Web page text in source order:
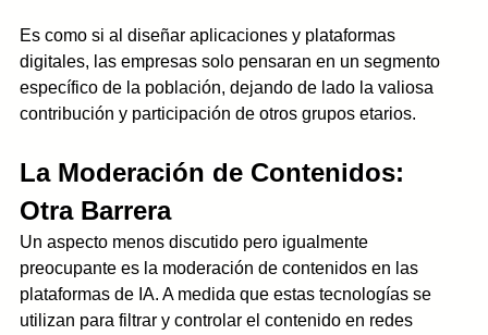
Es como si al diseñar aplicaciones y plataformas
digitales, las empresas solo pensaran en un segmento
específico de la población, dejando de lado la valiosa
contribución y participación de otros grupos etarios.
La Moderación de Contenidos:
Otra Barrera
Un aspecto menos discutido pero igualmente
preocupante es la moderación de contenidos en las
plataformas de IA. A medida que estas tecnologías se
utilizan para filtrar y controlar el contenido en redes